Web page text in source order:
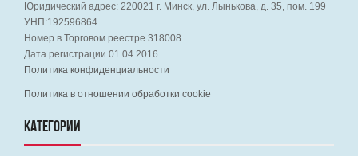
Юридический адрес: 220021 г. Минск, ул. Лынькова, д. 35, пом. 199
УНП:192596864
Номер в Торговом реестре 318008
Дата регистрации 01.04.2016
Политика конфиденциальности
Политика в отношении обработки cookie
КАТЕГОРИИ